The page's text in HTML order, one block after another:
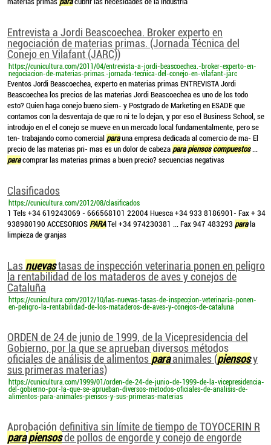
Entrevista a Jordi Beascoechea. Broker experto en
negociación de materias primas. (Jornada Técnica del
Conejo en Vilafant (JARC))
https://cunicultura.com/2011/04/entrevista-a-jordi-beascoechea.-broker-experto-en-
negociacion-de-materias-primas.-jornada-tecnica-del-conejo-en-vilafant-jarc
Eventos Jordi Beascoechea, experto en materias primas ENTREVISTA Jordi
Beascoechea los precios de las materias Jordi Beascoechea es uno de los todo
esto? Quien haga conejo bueno siem- y Postgrado de Marketing en ESADE que
contamos con la desventaja de que ro ni te lo dejan, y por eso el Business School, se
introdujo en el el conejo se mueve en un mercado local fundamentalmente, pero se
ten- trabajando como comercial parauna empresa dedicada al comercio de ma- El
precio de las materias pri- mas es un dolor de cabeza para piensos compuestos...
paracomprar las materias primas a buen precio? secuencias negativas
Clasificados
https://cunicultura.com/2012/08/clasificados
1 Tels +34 619243069 - 666568101 22004 Huesca +34 933 8186901- Fax + 34
938980190 ACCESORIOS PARATel +34 974230381 ... Fax 947 483293 parala
limpieza de granjas
Las nuevastasas de inspección veterinaria ponen en peligro
la rentabilidad de los mataderos de aves y conejos de
Cataluña
https://cunicultura.com/2012/10/las-nuevas-tasas-de-inspeccion-veterinaria-ponen-
en-peligro-la-rentabilidad-de-los-mataderos-de-aves-y-conejos-de-cataluna
ORDEN de 24 de junio de 1999, de la Vicepresidencia del
Gobierno, por la que se aprueban diversos métodos
oficiales de análisis de alimentos paraanimales (piensosy
sus primeras materias)
https://cunicultura.com/1999/01/orden-de-24-de-junio-de-1999-de-la-vicepresidencia-
del-gobierno-por-la-que-se-aprueban-diversos-metodos-oficiales-de-analisis-de-
alimentos-para-animales-piensos-y-sus-primeras-materias
Aprobación definitiva sin límite de tiempo de TOYOCERIN R
para piensosde pollos de engorde y conejo de engorde